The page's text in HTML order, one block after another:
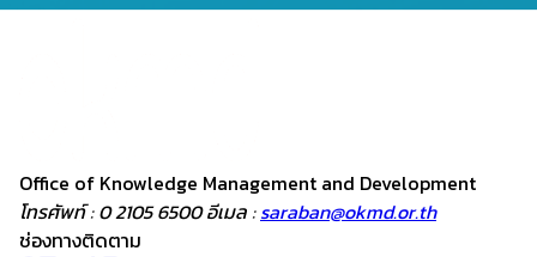
Office of Knowledge Management and Development
โทรศัพท์ : 0 2105 6500 อีเมล : saraban@okmd.or.th
ช่องทางติดตาม